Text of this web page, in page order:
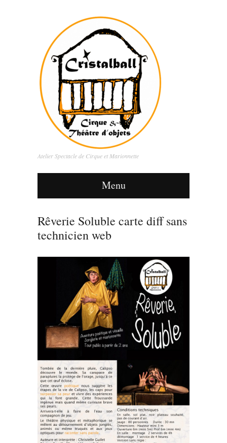
Atelier Spectacle de Cirque et Marionnette
Menu
Rêverie Soluble carte diff sans
technicien web